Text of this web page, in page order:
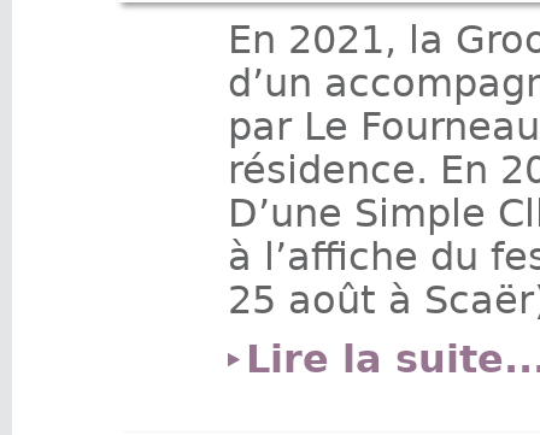
En 2021, la
d’un
par Le
résidence. En
D’une Simple
à l’affiche du
25 août à
Lire la